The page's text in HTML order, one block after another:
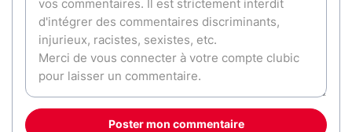
Poster mon commentaire